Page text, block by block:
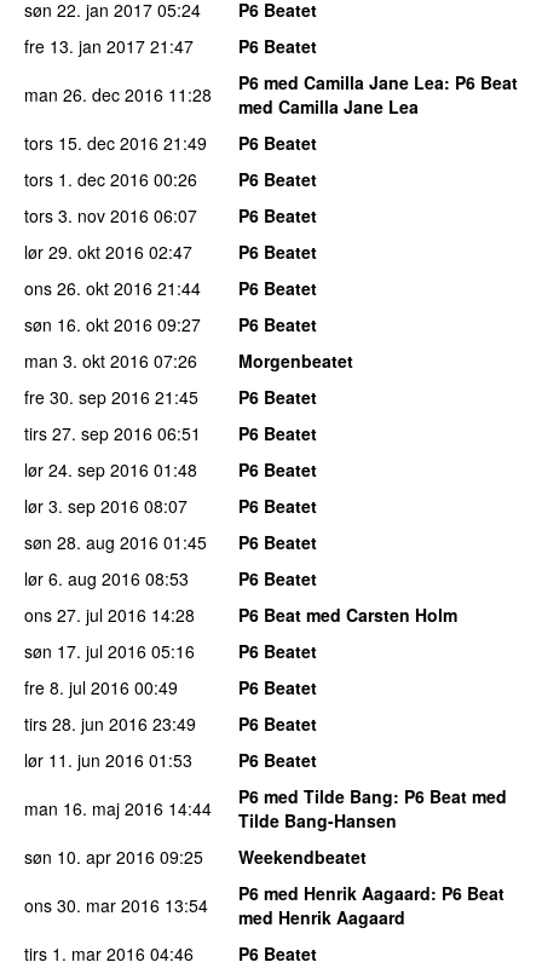
søn 22. jan 2017 05:24
P6 Beatet
fre 13. jan 2017 21:47
P6 Beatet
man 26. dec 2016 11:28 P6 med Camilla Jane Lea: P6 Beat
med Camilla Jane Lea
tors 15. dec 2016 21:49
P6 Beatet
tors 1. dec 2016 00:26
P6 Beatet
tors 3. nov 2016 06:07
P6 Beatet
lør 29. okt 2016 02:47
P6 Beatet
ons 26. okt 2016 21:44
P6 Beatet
søn 16. okt 2016 09:27
P6 Beatet
man 3. okt 2016 07:26
Morgenbeatet
fre 30. sep 2016 21:45
P6 Beatet
tirs 27. sep 2016 06:51
P6 Beatet
lør 24. sep 2016 01:48
P6 Beatet
lør 3. sep 2016 08:07
P6 Beatet
søn 28. aug 2016 01:45
P6 Beatet
lør 6. aug 2016 08:53
P6 Beatet
ons 27. jul 2016 14:28
P6 Beat med Carsten Holm
søn 17. jul 2016 05:16
P6 Beatet
fre 8. jul 2016 00:49
P6 Beatet
tirs 28. jun 2016 23:49
P6 Beatet
lør 11. jun 2016 01:53
P6 Beatet
man 16. maj 2016 14:44 P6 med Tilde Bang: P6 Beat med
Tilde Bang-Hansen
søn 10. apr 2016 09:25
Weekendbeatet
ons 30. mar 2016 13:54 P6 med Henrik Aagaard: P6 Beat
med Henrik Aagaard
tirs 1. mar 2016 04:46
P6 Beatet